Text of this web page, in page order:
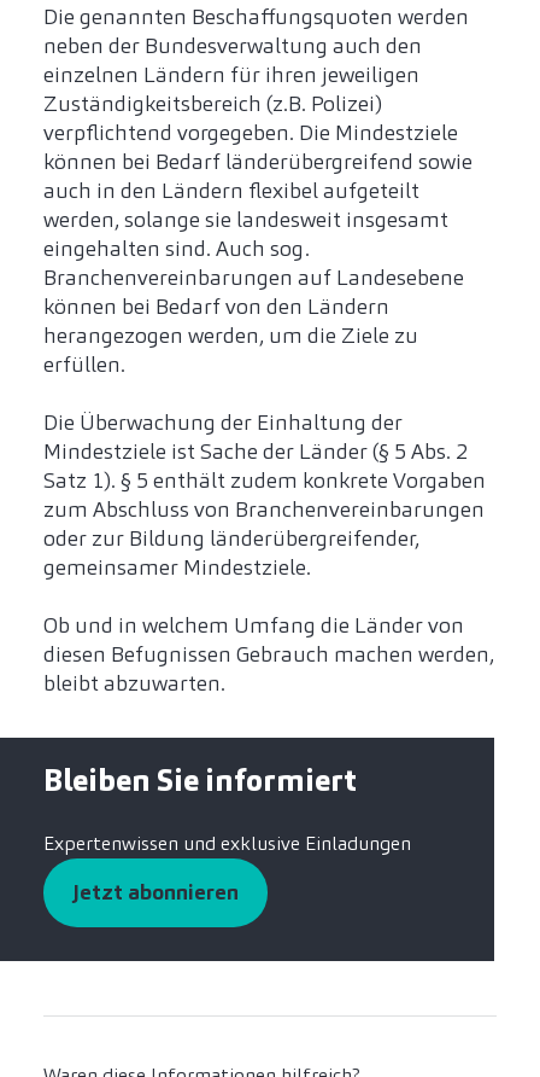
Die genannten Beschaffungsquoten werden
neben der Bundesverwaltung auch den
einzelnen Ländern für ihren jeweiligen
Zuständigkeitsbereich (z.B. Polizei)
verpflichtend vorgegeben. Die Mindestziele
können bei Bedarf länderübergreifend sowie
auch in den Ländern flexibel aufgeteilt
werden, solange sie landesweit insgesamt
eingehalten sind. Auch sog.
Branchenvereinbarungen auf Landesebene
können bei Bedarf von den Ländern
herangezogen werden, um die Ziele zu
erfüllen.
Die Überwachung der Einhaltung der
Mindestziele ist Sache der Länder (§ 5 Abs. 2
Satz 1). § 5 enthält zudem konkrete Vorgaben
zum Abschluss von Branchenvereinbarungen
oder zur Bildung länderübergreifender,
gemeinsamer Mindestziele.
Ob und in welchem Umfang die Länder von
diesen Befugnissen Gebrauch machen werden,
bleibt abzuwarten.
Bleiben Sie informiert
Expertenwissen und exklusive Einladungen
Jetzt abonnieren